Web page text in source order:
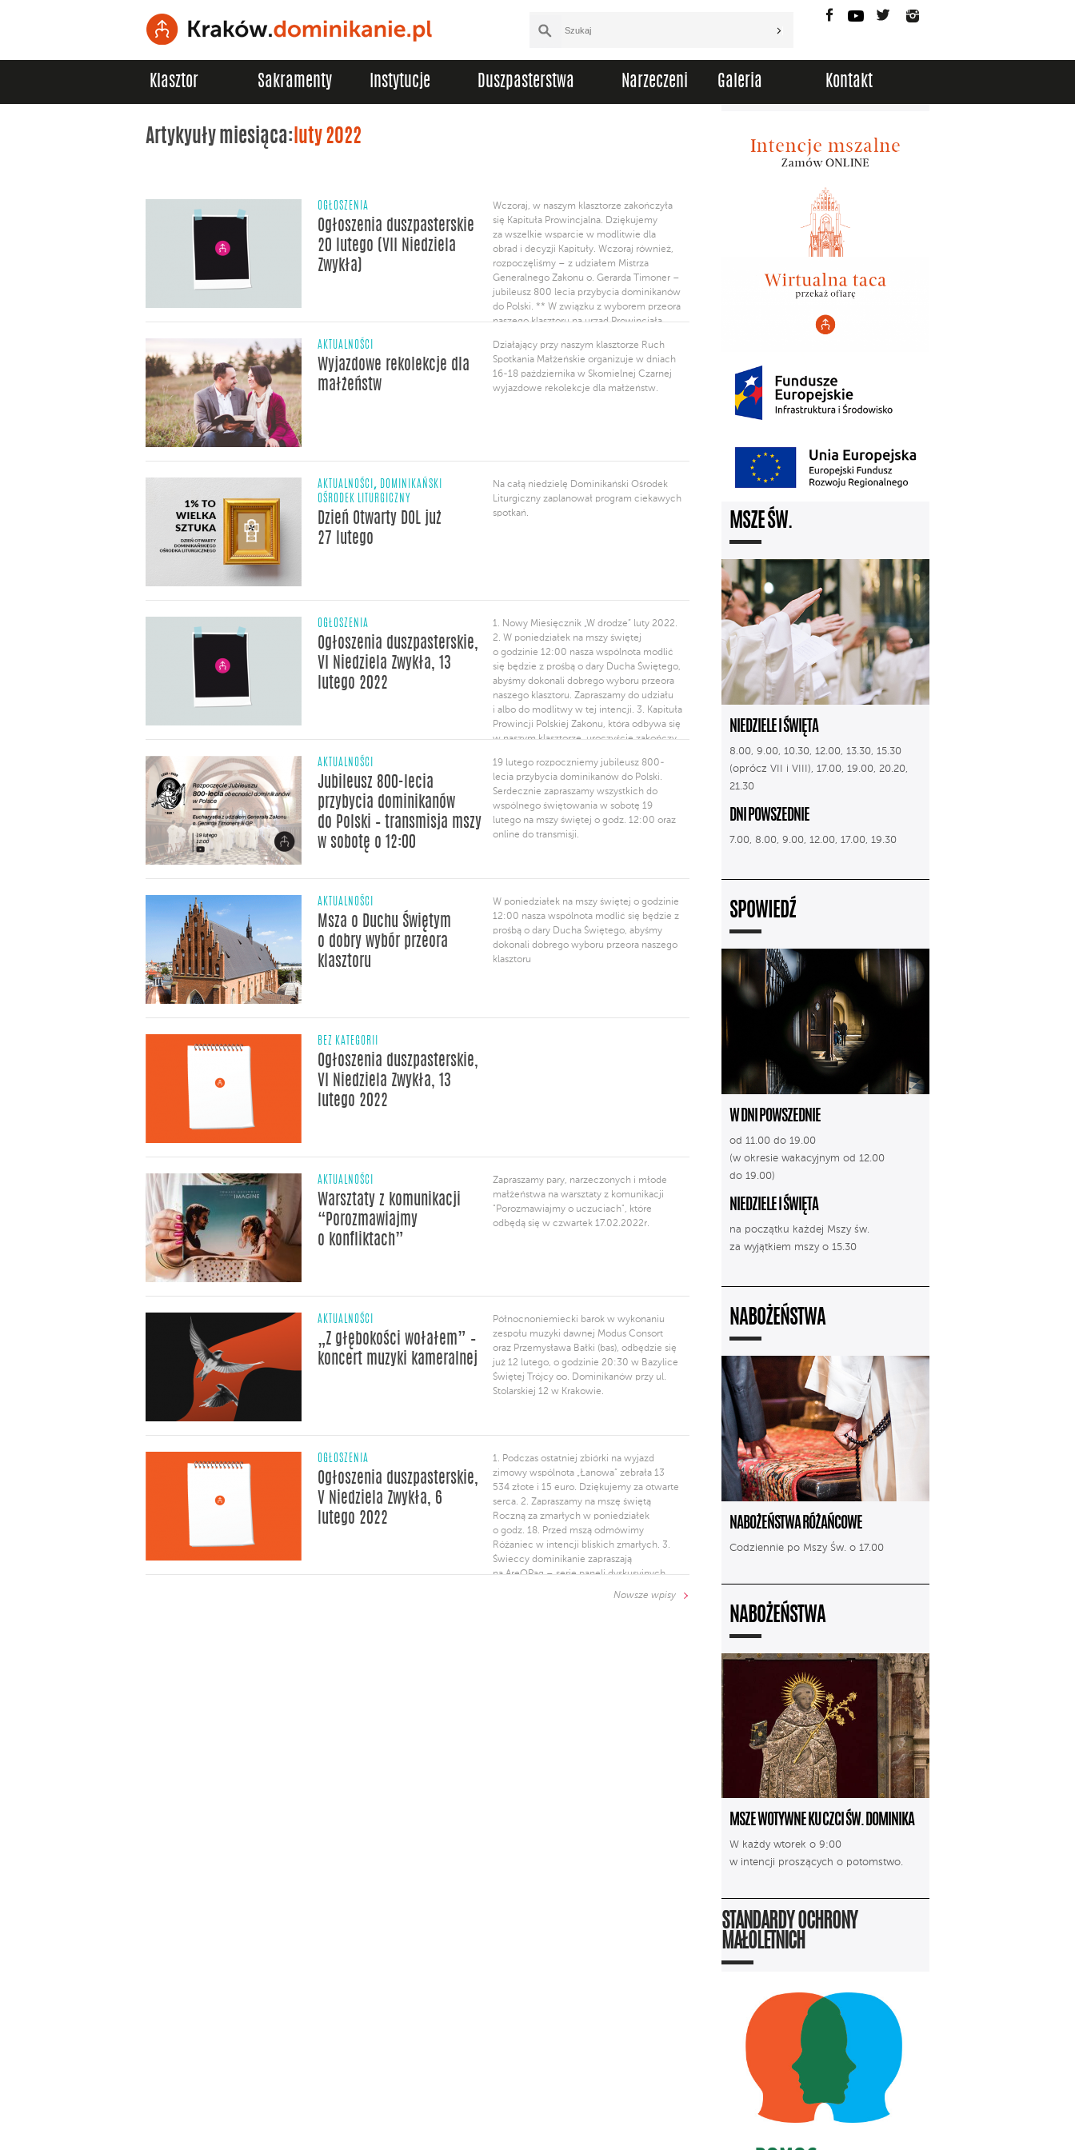
FacebookYouTubeTwitter
Klasztor Sakramenty Instytucje Duszpasterstwa Narzeczeni Galeria Kontakt
Artykyuły miesiąca: luty 2022
OGŁOSZENIA
Ogłoszenia duszpasterskie
20 lutego (VII Niedziela
Zwykła)
Wczoraj, w naszym klasztorze zakończyła
się Kapituła Prowincjalna. Dziękujemy
za wszelkie wsparcie w modlitwie dla
obrad i decyzji Kapituły. Wczoraj również,
rozpoczęliśmy – z udziałem Mistrza
Generalnego Zakonu o. Gerarda Timoner –
jubileusz 800 lecia przybycia dominikanów
do Polski. ** W związku z wyborem przeora
naszego klasztoru na urząd Prowincjała
dokonała wyboru nowego przeora. Jest
nim o. Paweł Klimczak – […]
AKTUALNOŚCI
Wyjazdowe rekolekcje dla
małżeństw
Działający przy naszym klasztorze Ruch
Spotkania Małżeńskie organizuje w dniach
16-18 października w Skomielnej Czarnej
wyjazdowe rekolekcje dla małżeństw.
AKTUALNOŚCI , DOMINIKAŃSKI
OŚRODEK LITURGICZNY
Dzień Otwarty DOL już
27 lutego
Na całą niedzielę Dominikański Ośrodek
Liturgiczny zaplanował program ciekawych
spotkań.
OGŁOSZENIA
Ogłoszenia duszpasterskie,
VI Niedziela Zwykła, 13
lutego 2022
1. Nowy Miesięcznik „W drodze” luty 2022.
2. W poniedziałek na mszy świętej
o godzinie 12:00 nasza wspólnota modlić
się będzie z prośbą o dary Ducha Świętego,
abyśmy dokonali dobrego wyboru przeora
naszego klasztoru. Zapraszamy do udziału
i albo do modlitwy w tej intencji. 3. Kapituła
Prowincji Polskiej Zakonu, która odbywa się
w naszym klasztorze, uroczyście zakończy
generała Zakonu, o. Gerarda Timonera.
Tego dnia […]
AKTUALNOŚCI
Jubileusz 800-lecia
przybycia dominikanów
do Polski – transmisja mszy
w sobotę o 12:00
19 lutego rozpoczniemy jubileusz 800-
lecia przybycia dominikanów do Polski.
Serdecznie zapraszamy wszystkich do
wspólnego świętowania w sobotę 19
lutego na mszy świętej o godz. 12:00 oraz
online do transmisji.
AKTUALNOŚCI
Msza o Duchu Świętym
o dobry wybór przeora
klasztoru
W poniedziałek na mszy świętej o godzinie
12:00 nasza wspólnota modlić się będzie z
prośbą o dary Ducha Świętego, abyśmy
dokonali dobrego wyboru przeora naszego
klasztoru
BEZ KATEGORII
Ogłoszenia duszpasterskie,
VI Niedziela Zwykła, 13
lutego 2022
AKTUALNOŚCI
Warsztaty z komunikacji
“Porozmawiajmy
o konfliktach”
Zapraszamy pary, narzeczonych i młode
małżeństwa na warsztaty z komunikacji
"Porozmawiajmy o uczuciach", które
odbędą się w czwartek 17.02.2022r.
AKTUALNOŚCI
„Z głębokości wołałem” –
koncert muzyki kameralnej
Północnoniemiecki barok w wykonaniu
zespołu muzyki dawnej Modus Consort
oraz Przemysława Bałki (bas), odbędzie się
już 12 lutego, o godzinie 20:30 w Bazylice
Świętej Trójcy oo. Dominikanów przy ul.
Stolarskiej 12 w Krakowie.
OGŁOSZENIA
Ogłoszenia duszpasterskie,
V Niedziela Zwykła, 6
lutego 2022
1. Podczas ostatniej zbiórki na wyjazd
zimowy wspólnota „Łanowa” zebrała 13
534 złote i 15 euro. Dziękujemy za otwarte
serca. 2. Zapraszamy na mszę świętą
Roczną za zmarłych w poniedziałek
o godz. 18. Przed mszą odmówimy
Różaniec w intencji bliskich zmarłych. 3.
Świeccy dominikanie zapraszają
na AreOPag – serię paneli dyskusyjnych
nauki, sztuki i życia społecznego. Pierwsze
Nowsze wpisy
MSZE ŚW.
NIEDZIELE I ŚWIĘTA
8.00, 9.00, 10.30, 12.00, 13.30, 15.30
(oprócz VII i VIII), 17.00, 19.00, 20.20,
21.30
DNI POWSZEDNIE
7.00, 8.00, 9.00, 12.00, 17.00, 19.30
SPOWIEDŹ
W DNI POWSZEDNIE
od 11.00 do 19.00
(w okresie wakacyjnym od 12.00
do 19.00)
NIEDZIELE I ŚWIĘTA
na początku każdej Mszy św.
za wyjątkiem mszy o 15.30
NABOŻEŃSTWA
NABOŻEŃSTWA RÓŻAŃCOWE
Codziennie po Mszy Św. o 17.00
NABOŻEŃSTWA
MSZE WOTYWNE KU CZCI ŚW. DOMINIKA
W każdy wtorek o 9:00
w intencji proszących o potomstwo.
STANDARDY OCHRONY
MAŁOLETNICH